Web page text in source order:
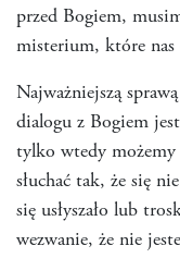
przed Bogiem,
misterium, które nas
Najważniejszą
dialogu z Bogiem jest
tylko wtedy
słuchać tak, że się
się usłyszało lub
wezwanie, że nie